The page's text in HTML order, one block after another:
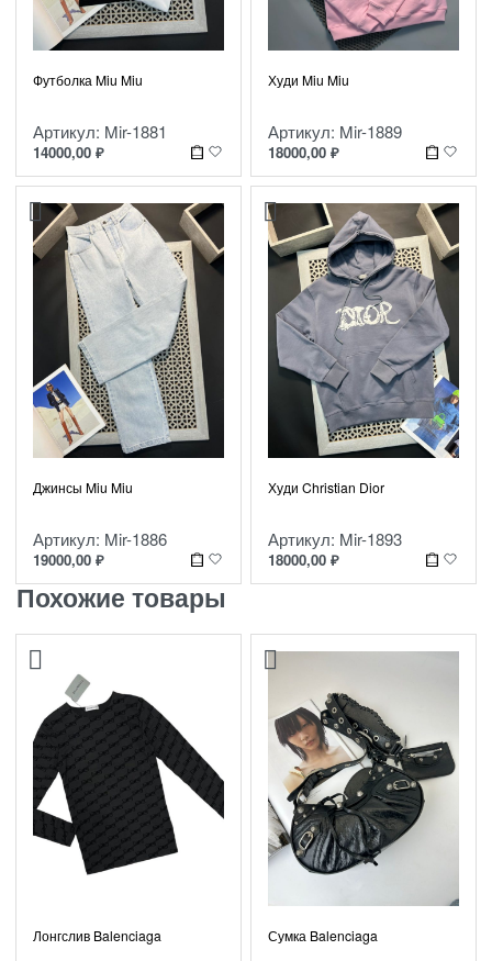
Футболка Miu Miu
Артикул: Mir-1881
14000,00 ₽
Худи Miu Miu
Артикул: Mir-1889
18000,00 ₽
Джинсы Miu Miu
Артикул: Mir-1886
19000,00 ₽
Худи Christian Dior
Артикул: Mir-1893
18000,00 ₽
Похожие товары
Лонгслив Balenciaga Сумка Balenciaga